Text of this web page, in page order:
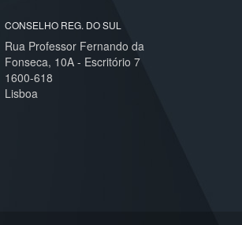
CONSELHO REG. DO SUL
Rua Professor Fernando da
Fonseca, 10A - Escritório 7
1600-618
Lisboa